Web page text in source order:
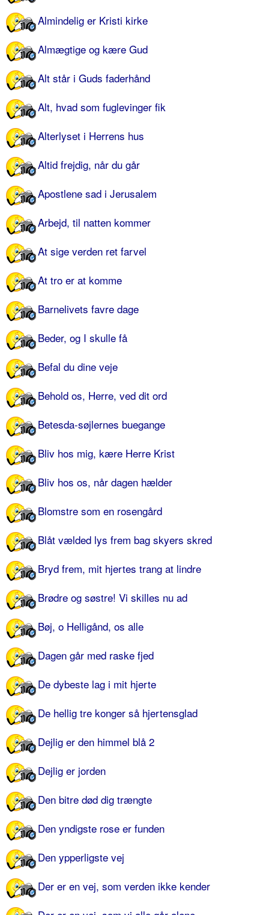
Almindelig er Kristi kirke
Almægtige og kære Gud
Alt står i Guds faderhånd
Alt, hvad som fuglevinger fik
Alterlyset i Herrens hus
Altid frejdig, når du går
Apostlene sad i Jerusalem
Arbejd, til natten kommer
At sige verden ret farvel
At tro er at komme
Barnelivets favre dage
Beder, og I skulle få
Befal du dine veje
Behold os, Herre, ved dit ord
Betesda-søjlernes buegange
Bliv hos mig, kære Herre Krist
Bliv hos os, når dagen hælder
Blomstre som en rosengård
Blåt vælded lys frem bag skyers skred
Bryd frem, mit hjertes trang at lindre
Brødre og søstre! Vi skilles nu ad
Bøj, o Helligånd, os alle
Dagen går med raske fjed
De dybeste lag i mit hjerte
De hellig tre konger så hjertensglad
Dejlig er den himmel blå 2
Dejlig er jorden
Den bitre død dig trængte
Den yndigste rose er funden
Den ypperligste vej
Der er en vej, som verden ikke kender